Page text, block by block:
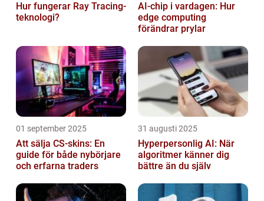
Hur fungerar Ray Tracing-
teknologi?
AI-chip i vardagen: Hur
edge computing
förändrar prylar
01 september 2025
Att sälja CS-skins: En
guide för både nybörjare
och erfarna traders
31 augusti 2025
Hyperpersonlig AI: När
algoritmer känner dig
bättre än du själv